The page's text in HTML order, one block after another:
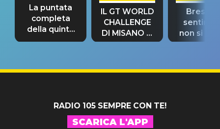
La puntata
completa
della quinta
tappa
IL GT WORLD
CHALLENGE
DI MISANO si
riconferma
Bresh:
non si
fino alla
RADIO 105 SEMPRE CON TE!
SCARICA L'APP